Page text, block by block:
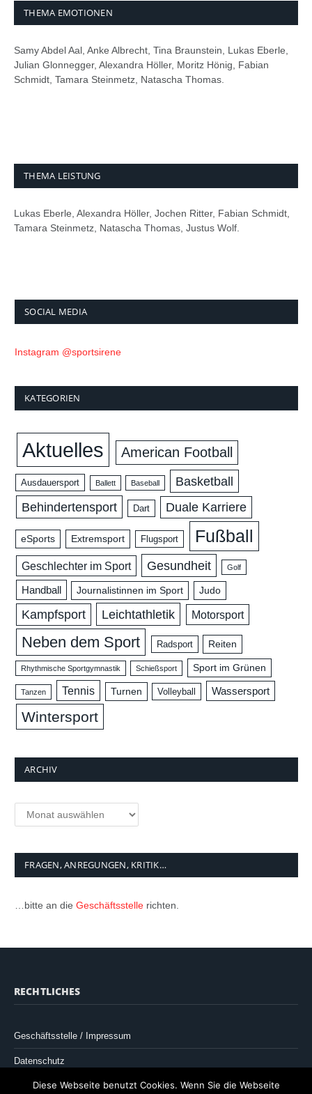
THEMA EMOTIONEN
Samy Abdel Aal, Anke Albrecht, Tina Braunstein, Lukas Eberle,
Julian Glonnegger, Alexandra Höller, Moritz Hönig, Fabian
Schmidt, Tamara Steinmetz, Natascha Thomas.
THEMA LEISTUNG
Lukas Eberle, Alexandra Höller, Jochen Ritter, Fabian Schmidt,
Tamara Steinmetz, Natascha Thomas, Justus Wolf.
SOCIAL MEDIA
Instagram @sportsirene
KATEGORIEN
Aktuelles American Football
Ausdauersport Ballett Baseball
Basketball
Behindertensport
Dart Duale Karriere
eSports Extremsport Flugsport Fußball
Geschlechter im Sport Gesundheit Golf
Handball Journalistinnen im Sport Judo
Kampfsport Leichtathletik Motorsport
Neben dem Sport Radsport Reiten
Rhythmische Sportgymnastik Schießsport Sport im Grünen
Tanzen Tennis Turnen Volleyball Wassersport
Wintersport
ARCHIV
FRAGEN, ANREGUNGEN, KRITIK…
…bitte an die Geschäftsstelle richten.
RECHTLICHES
Geschäftsstelle / Impressum
Datenschutz
Diese Webseite benutzt Cookies. Wenn Sie die Webseite